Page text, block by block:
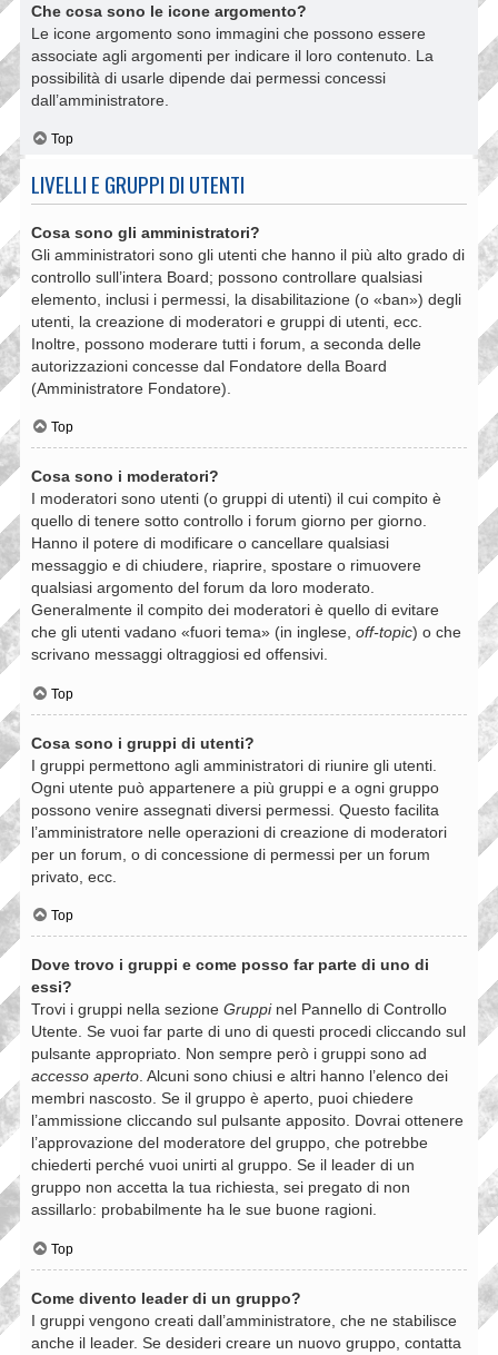
Che cosa sono le icone argomento?
Le icone argomento sono immagini che possono essere
associate agli argomenti per indicare il loro contenuto. La
possibilità di usarle dipende dai permessi concessi
dall’amministratore.
Top
LIVELLI E GRUPPI DI UTENTI
Cosa sono gli amministratori?
Gli amministratori sono gli utenti che hanno il più alto grado di
controllo sull’intera Board; possono controllare qualsiasi
elemento, inclusi i permessi, la disabilitazione (o «ban») degli
utenti, la creazione di moderatori e gruppi di utenti, ecc.
Inoltre, possono moderare tutti i forum, a seconda delle
autorizzazioni concesse dal Fondatore della Board
(Amministratore Fondatore).
Top
Cosa sono i moderatori?
I moderatori sono utenti (o gruppi di utenti) il cui compito è
quello di tenere sotto controllo i forum giorno per giorno.
Hanno il potere di modificare o cancellare qualsiasi
messaggio e di chiudere, riaprire, spostare o rimuovere
qualsiasi argomento del forum da loro moderato.
Generalmente il compito dei moderatori è quello di evitare
che gli utenti vadano «fuori tema» (in inglese, off-topic) o che
scrivano messaggi oltraggiosi ed offensivi.
Top
Cosa sono i gruppi di utenti?
I gruppi permettono agli amministratori di riunire gli utenti.
Ogni utente può appartenere a più gruppi e a ogni gruppo
possono venire assegnati diversi permessi. Questo facilita
l’amministratore nelle operazioni di creazione di moderatori
per un forum, o di concessione di permessi per un forum
privato, ecc.
Top
Dove trovo i gruppi e come posso far parte di uno di
essi?
Trovi i gruppi nella sezione Gruppinel Pannello di Controllo
Utente. Se vuoi far parte di uno di questi procedi cliccando sul
pulsante appropriato. Non sempre però i gruppi sono ad
accesso aperto. Alcuni sono chiusi e altri hanno l’elenco dei
membri nascosto. Se il gruppo è aperto, puoi chiedere
l’ammissione cliccando sul pulsante apposito. Dovrai ottenere
l’approvazione del moderatore del gruppo, che potrebbe
chiederti perché vuoi unirti al gruppo. Se il leader di un
gruppo non accetta la tua richiesta, sei pregato di non
assillarlo: probabilmente ha le sue buone ragioni.
Top
Come divento leader di un gruppo?
I gruppi vengono creati dall’amministratore, che ne stabilisce
anche il leader. Se desideri creare un nuovo gruppo, contatta